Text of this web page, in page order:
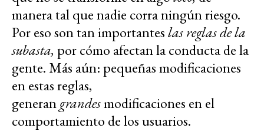
manera tal que nadie corra ningún riesgo.
Por eso son tan importanteslas reglas de la
subasta, por cómo afectan la conducta de la
gente. Más aún: pequeñas modificaciones
en estas reglas,
generangrandesmodificaciones en el
comportamiento de los usuarios.